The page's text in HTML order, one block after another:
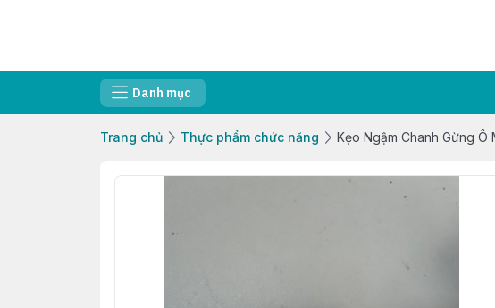
Danh mục
Trang chủ Thực phẩm chức năng Kẹo Ngậm Chanh Gừng Ô